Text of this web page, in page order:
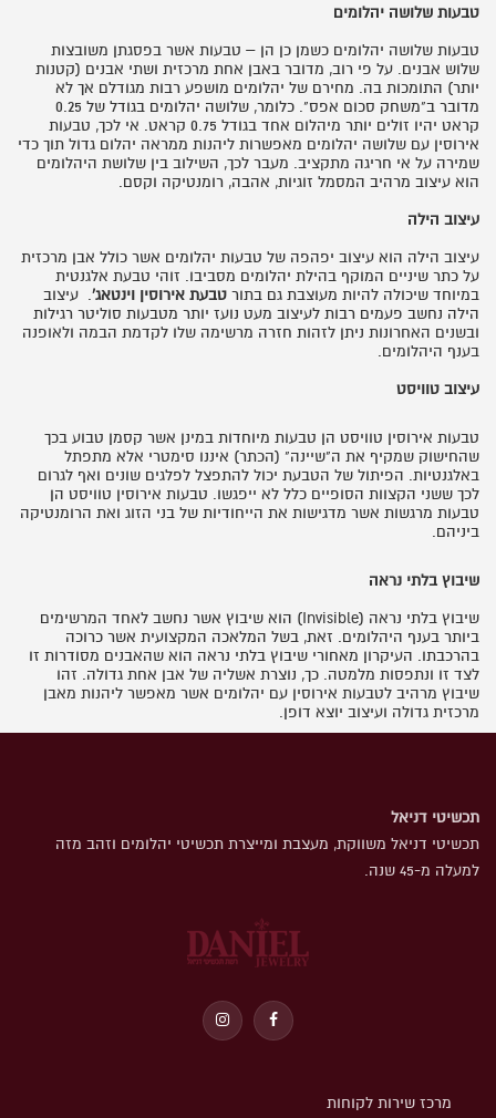
טבעות שלושה יהלומים
טבעות שלושה יהלומים כשמן כן הן – טבעות אשר בפסגתן משובצות
שלוש אבנים. על פי רוב, מדובר באבן אחת מרכזית ושתי אבנים (קטנות
יותר) התומכות בה. מחירם של יהלומים מושפע רבות מגודלם אך לא
מדובר ב"משחק סכום אפס". כלומר, שלושה יהלומים בגודל של 0.25
קראט יהיו זולים יותר מיהלום אחד בגודל 0.75 קראט. אי לכך, טבעות
אירוסין עם שלושה יהלומים מאפשרות ליהנות ממראה יהלום גדול תוך כדי
שמירה על אי חריגה מתקציב. מעבר לכך, השילוב בין שלושת היהלומים
הוא עיצוב מרהיב המסמל זוגיות, אהבה, רומנטיקה וקסם.
עיצוב הילה
עיצוב הילה הוא עיצוב יפהפה של טבעות יהלומים אשר כולל אבן מרכזית
על כתר שיניים המוקף בהילת יהלומים מסביבו. זוהי טבעת אלגנטית
במיוחד שיכולה להיות מעוצבת גם בתור טבעת אירוסין וינטאג'. עיצוב
הילה נחשב פעמים רבות לעיצוב מעט נועז יותר מטבעות סוליטר רגילות
ובשנים האחרונות ניתן לזהות חזרה מרשימה שלו לקדמת הבמה ולאופנה
בענף היהלומים.
עיצוב טוויסט
טבעות אירוסין טוויסט הן טבעות מיוחדות במינן אשר קסמן טבוע בכך
שהחישוק שמקיף את ה"שיינה" (הכתר) איננו סימטרי אלא מתפתל
באלגנטיות. הפיתול של הטבעת יכול להתפצל לפלגים שונים ואף לגרום
לכך ששני הקצוות הסופיים כלל לא ייפגשו. טבעות אירוסין טוויסט הן
טבעות מרגשות אשר מדגישות את הייחודיות של בני הזוג ואת הרומנטיקה
ביניהם.
שיבוץ בלתי נראה
שיבוץ בלתי נראה (Invisible) הוא שיבוץ אשר נחשב לאחד המרשימים
ביותר בענף היהלומים. זאת, בשל המלאכה המקצועית אשר כרוכה
בהרכבתו. העיקרון מאחורי שיבוץ בלתי נראה הוא שהאבנים מסודרות זו
לצד זו ונתפסות מלמטה. כך, נוצרת אשליה של אבן אחת גדולה. זהו
שיבוץ מרהיב לטבעות אירוסין עם יהלומים אשר מאפשר ליהנות מאבן
מרכזית גדולה ועיצוב יוצא דופן.
תכשיטי דניאל
תכשיטי דניאל משווקת, מעצבת ומייצרת תכשיטי יהלומים וזהב מזה
למעלה מ-45 שנה.
מרכז שירות לקוחות